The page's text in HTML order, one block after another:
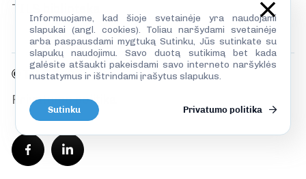
TILS biblioteka
© TILS 2026
Privatumo politika
Informuojame, kad šioje svetainėje yra naudojami
slapukai (angl. cookies). Toliau naršydami svetainėje
arba paspausdami mygtuką Sutinku, Jūs sutinkate su
slapukų naudojimu. Savo duotą sutikimą bet kada
galėsite atšaukti pakeisdami savo interneto naršyklės
nustatymus ir ištrindami įrašytus slapukus.
Sutinku Privatumo politika